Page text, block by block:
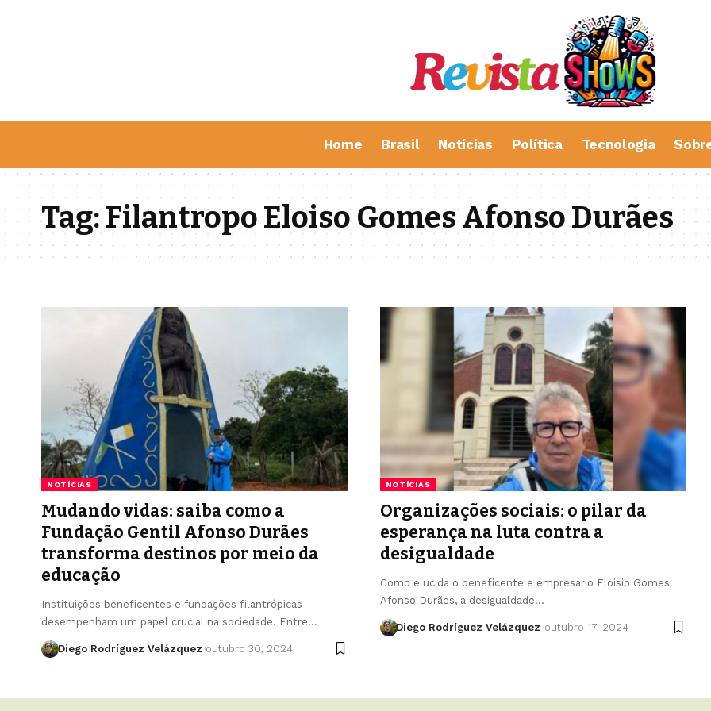
Home Brasil Notícias Política Tecnologia
Tag:Filantropo Eloiso Gomes Afonso Durães
NOTÍCIAS
Mudando vidas: saiba como a
Fundação Gentil Afonso Durães
transforma destinos por meio da
educação
Instituições beneficentes e fundações filantrópicas
desempenham um papel crucial na sociedade. Entre…
Diego Rodríguez Velázquez outubro 30, 2024
NOTÍCIAS
Organizações sociais: o pilar da
esperança na luta contra a
desigualdade
Como elucida o beneficente e empresário Eloisio Gomes
Afonso Durães, a desigualdade…
Diego Rodríguez Velázquez outubro 17, 2024